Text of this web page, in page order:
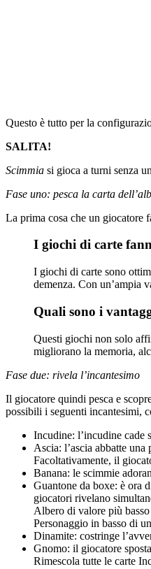
Questo è tutto per la
SALITA!
Scimmia si gioca a turni senza
Fase uno: pesca la carta
La prima cosa che un giocatore
I giochi di carte
I giochi di carte sono
demenza. Con un’ampia
Quali sono i
Questi giochi non solo
migliorano la memoria,
Fase due: rivela l’incantesimo
Il giocatore quindi pesca e
possibili i seguenti incantesimi,
Incudine: l’incudine cade
Ascia: l’ascia abbatte
Facoltativamente, il
Banana: le scimmie
Guantone da boxe: è ora
giocatori rivelano
Albero di valore più
Personaggio in basso di
Dinamite: costringe
Gnomo: il giocatore
Rimescola tutte le carte